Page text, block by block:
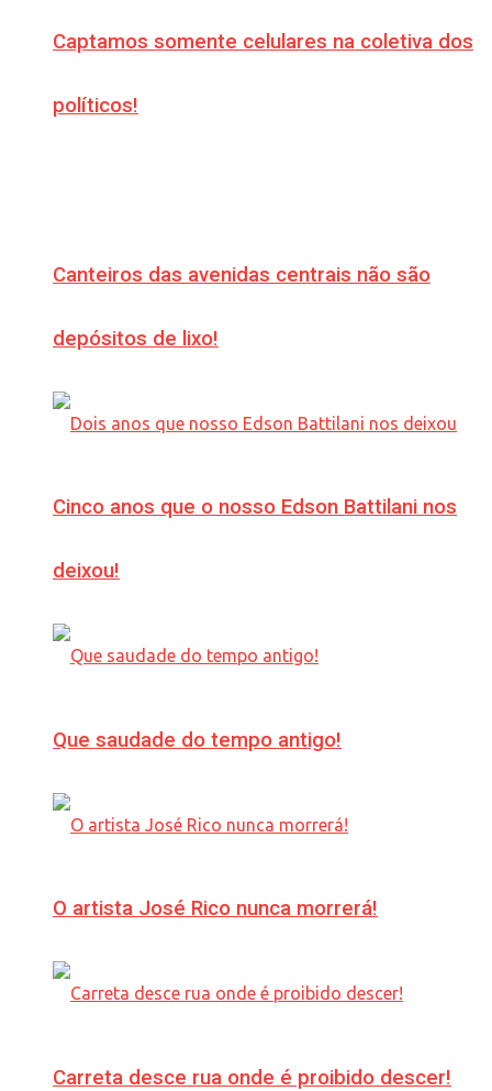
Captamos somente celulares na coletiva dos
políticos!
Canteiros das avenidas centrais não são
depósitos de lixo!
Cinco anos que o nosso Edson Battilani nos
deixou!
Que saudade do tempo antigo!
O artista José Rico nunca morrerá!
Carreta desce rua onde é proibido descer!